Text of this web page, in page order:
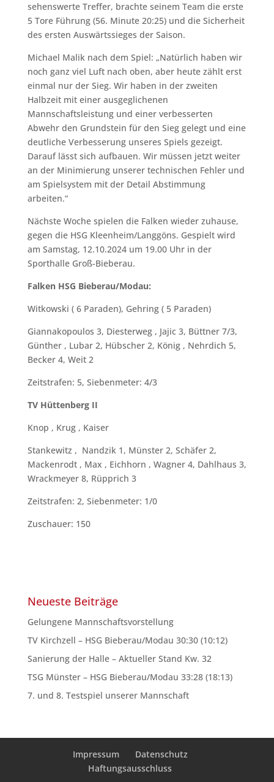
sehenswerte Treffer, brachte seinem Team die erste
5 Tore Führung (56. Minute 20:25) und die Sicherheit
des ersten Auswärtssieges der Saison.
Michael Malik nach dem Spiel: „Natürlich haben wir
noch ganz viel Luft nach oben, aber heute zählt erst
einmal nur der Sieg. Wir haben in der zweiten
Halbzeit mit einer ausgeglichenen
Mannschaftsleistung und einer verbesserten
Abwehr den Grundstein für den Sieg gelegt und eine
deutliche Verbesserung unseres Spiels gezeigt.
Darauf lässt sich aufbauen. Wir müssen jetzt weiter
an der Minimierung unserer technischen Fehler und
am Spielsystem mit der Detail Abstimmung
arbeiten.“
Nächste Woche spielen die Falken wieder zuhause,
gegen die HSG Kleenheim/Langgöns. Gespielt wird
am Samstag, 12.10.2024 um 19.00 Uhr in der
Sporthalle Groß-Bieberau.
Falken HSG Bieberau/Modau:
Witkowski ( 6 Paraden), Gehring ( 5 Paraden)
Giannakopoulos 3, Diesterweg , Jajic 3, Büttner 7/3,
Günther , Lubar 2, Hübscher 2, König , Nehrdich 5,
Becker 4, Weit 2
Zeitstrafen: 5, Siebenmeter: 4/3
TV Hüttenberg II
Knop , Krug , Kaiser
Stankewitz , Nandzik 1, Münster 2, Schäfer 2,
Mackenrodt , Max , Eichhorn , Wagner 4, Dahlhaus 3,
Wrackmeyer 8, Rüpprich 3
Zeitstrafen: 2, Siebenmeter: 1/0
Zuschauer: 150
Neueste Beiträge
Gelungene Mannschaftsvorstellung
TV Kirchzell – HSG Bieberau/Modau 30:30 (10:12)
Sanierung der Halle – Aktueller Stand Kw. 32
TSG Münster – HSG Bieberau/Modau 33:28 (18:13)
7. und 8. Testspiel unserer Mannschaft
Impressum
Datenschutz
Haftungsausschluss